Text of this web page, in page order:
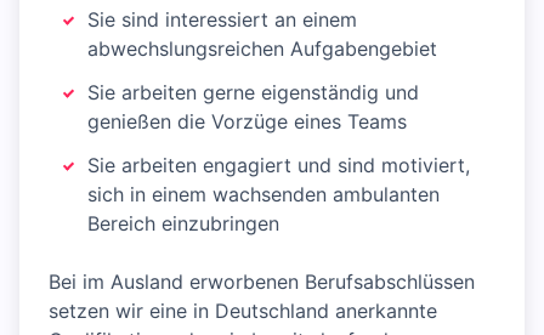
Sie sind interessiert an einem
abwechslungsreichen Aufgabengebiet
Sie arbeiten gerne eigenständig und
genießen die Vorzüge eines Teams
Sie arbeiten engagiert und sind motiviert,
sich in einem wachsenden ambulanten
Bereich einzubringen
Bei im Ausland erworbenen Berufsabschlüssen
setzen wir eine in Deutschland anerkannte